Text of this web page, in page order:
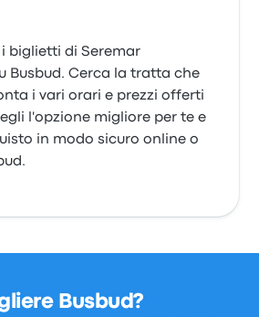
biglietti di Seremar
Busbud. Cerca la tratta che
i vari orari e prezzi offerti
l'opzione migliore per te e
in modo sicuro online o
Busbud?